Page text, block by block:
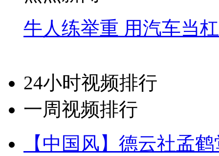
牛人练举重 用汽车当
24小时视频排行
一周视频排行
【中国风】德云社孟